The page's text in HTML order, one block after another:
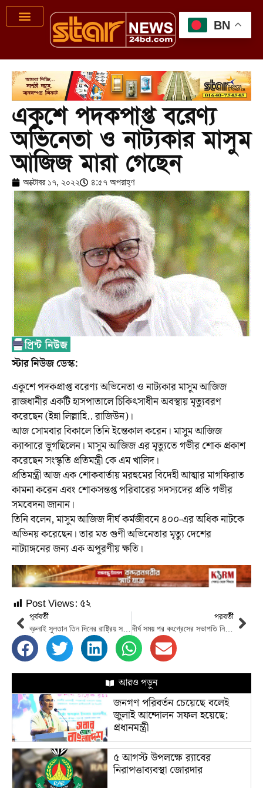
একুশে পদকপাপ্ত বরেণ্য
অভিনেতা ও নাট্যকার মাসুম
আজিজ মারা গেছেন
অক্টোবর ১৭, ২০২২ ৪:৫৭ অপরাহ্ণ
স্টার নিউজ ডেস্ক:
একুশে পদকপ্রাপ্ত বরেণ্য অভিনেতা ও নাট্যকার মাসুম আজিজ
রাজধানীর একটি হাসপাতালে চিকিৎসাধীন অবস্থায় মৃত্যুবরণ
করেছেন (ইন্না লিল্লাহি.. রাজিউন)।
আজ সোমবার বিকালে তিনি ইন্তেকাল করেন। মাসুম আজিজ
ক্যান্সারে ভুগছিলেন। মাসুম আজিজ এর মৃত্যুতে গভীর শোক প্রকাশ
করেছেন সংস্কৃতি প্রতিমন্ত্রী কে এম খালিদ।
প্রতিমন্ত্রী আজ এক শোকবার্তায় মরহুমের বিদেহী আত্মার মাগফিরাত
কামনা করেন এবং শোকসন্তপ্ত পরিবারের সদস্যদের প্রতি গভীর
সমবেদনা জানান।
তিনি বলেন, মাসুম আজিজ দীর্ঘ কর্মজীবনে ৪০০-এর অধিক নাটকে
অভিনয় করেছেন। তার মত গুণী অভিনেতার মৃত্যু দেশের
নাট্যাঙ্গনের জন্য এক অপূরণীয় ক্ষতি।
Post Views: ৫২
পূর্ববর্তী
ব্রুনাই সুলতান তিন দিনের রাষ্ট্রিয় সফর শেষে ঢাকা ত্যাগ করেছেন
পরবর্তী
দীর্ঘ সময় পর কংগ্রেসের সভাপতি নির্বাচনে নেই গান্ধী পরিবারের কেউ
আরও পড়ুন
জনগণ পরিবর্তন চেয়েছে বলেই
জুলাই আন্দোলন সফল হয়েছে:
প্রধানমন্ত্রী
৫ আগস্ট উপলক্ষে র‌্যাবের
নিরাপত্তাব্যবস্থা জোরদার
BN